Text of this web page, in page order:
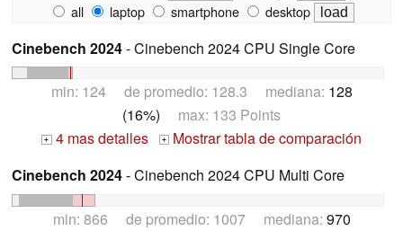
all
laptop smartphone desktop
Cinebench 2024- Cinebench 2024 CPU Single Core
min: 124 de promedio: 128.3 mediana: 128
(16%) max: 133 Points
+ 4 mas detalles +
Mostrar tabla de comparación
Cinebench 2024- Cinebench 2024 CPU Multi Core
min: 866 de promedio: 1007 mediana: 970